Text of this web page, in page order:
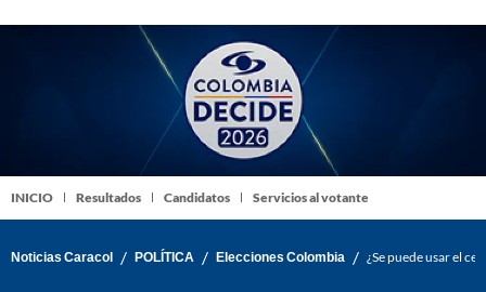
INICIO Resultados Candidatos Servicios al votante
Noticias Caracol / POLÍTICA / Elecciones Colombia / ¿Se puede usar el